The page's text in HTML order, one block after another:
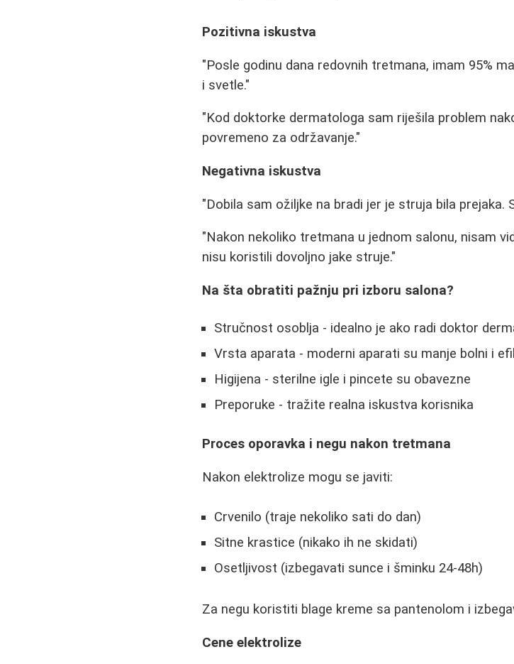
Pozitivna iskustva
"Posle godinu dana redovnih tretmana, imam 95%
i svetle."
"Kod doktorke dermatologa sam riješila problem
povremeno za održavanje."
Negativna iskustva
"Dobila sam ožiljke na bradi jer je struja bila prejaka.
"Nakon nekoliko tretmana u jednom salonu, nisam
nisu koristili dovoljno jake struje."
Na šta obratiti pažnju pri izboru salona?
Stručnost osoblja - idealno je ako radi doktor
Vrsta aparata - moderni aparati su manje bolni i
Higijena - sterilne igle i pincete su obavezne
Preporuke - tražite realna iskustva korisnika
Proces oporavka i negu nakon tretmana
Nakon elektrolize mogu se javiti:
Crvenilo (traje nekoliko sati do dan)
Sitne krastice (nikako ih ne skidati)
Osetljivost (izbegavati sunce i šminku 24-48h)
Za negu koristiti blage kreme sa pantenolom i
Cene elektrolize